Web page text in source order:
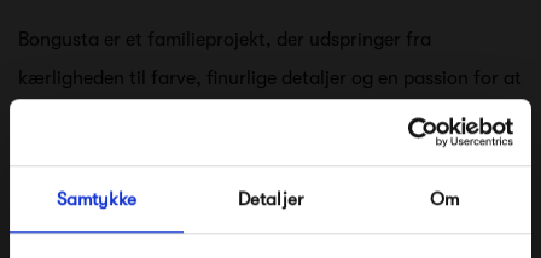
Samtykke Detaljer Om
Bongusta er et familieprojekt, der udspringer fra
kærligheden til farve, finurlige detaljer og en passion for at
videreføre og bevare traditioner og godt håndværk.
Inspirationen kommer fra rejser rundt i Indien, hvor der
findes stor stolthed i håndværksmæssige traditioner. Ved